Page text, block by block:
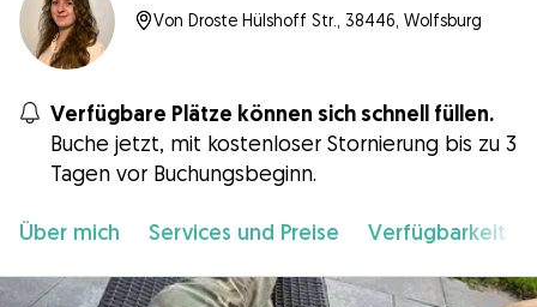
Von Droste Hülshoff Str., 38446, Wolfsburg
Verfügbare Plätze können sich schnell füllen.
Buche jetzt, mit kostenloser Stornierung bis zu 3
Tagen vor Buchungsbeginn.
Über mich Services und Preise Verfügbarkeit